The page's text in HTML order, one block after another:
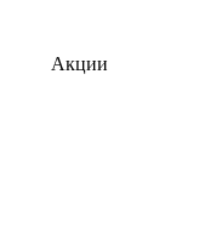
Акции